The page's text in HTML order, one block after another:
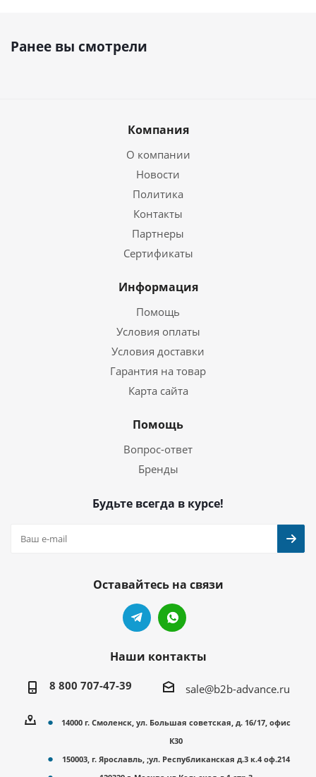
Ранее вы смотрели
Компания
О компании
Новости
Политика
Контакты
Партнеры
Сертификаты
Информация
Помощь
Условия оплаты
Условия доставки
Гарантия на товар
Карта сайта
Помощь
Вопрос-ответ
Бренды
Будьте всегда в курсе!
Оставайтесь на связи
Наши контакты
8 800 707-47-39 sale@b2b-advance.ru
14000 г. Смоленск, ул. Большая советская, д. 16/17, офис
К30
150003, г. Ярославль, ;ул. Республиканская д.3 к.4 оф.214